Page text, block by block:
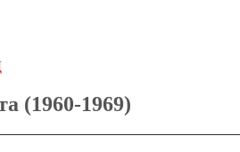
(1960-1969)